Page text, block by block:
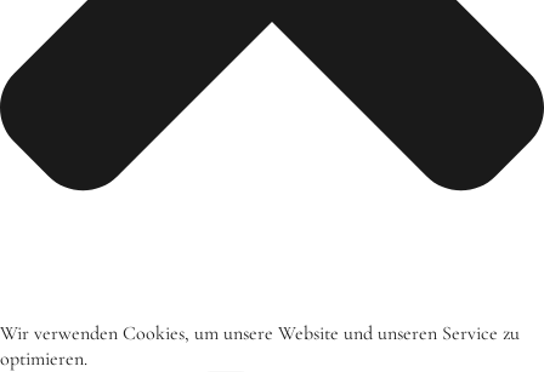
Wir verwenden Cookies, um unsere Website und unseren Service zu
optimieren.
Aktuelles